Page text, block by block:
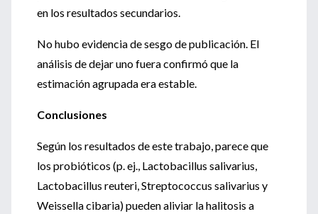
en los resultados secundarios.
No hubo evidencia de sesgo de publicación. El
análisis de dejar uno fuera confirmó que la
estimación agrupada era estable.
Conclusiones
Según los resultados de este trabajo, parece que
los probióticos (p. ej., Lactobacillus salivarius,
Lactobacillus reuteri, Streptococcus salivarius y
Weissella cibaria) pueden aliviar la halitosis a